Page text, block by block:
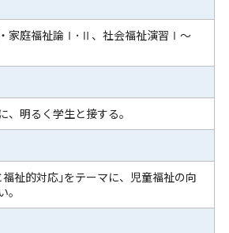
家庭福祉論Ⅰ･Ⅱ、社会福祉演習Ⅰ～
、明るく学生と接する。
祉的対応｣をテーマに、児童福祉の向